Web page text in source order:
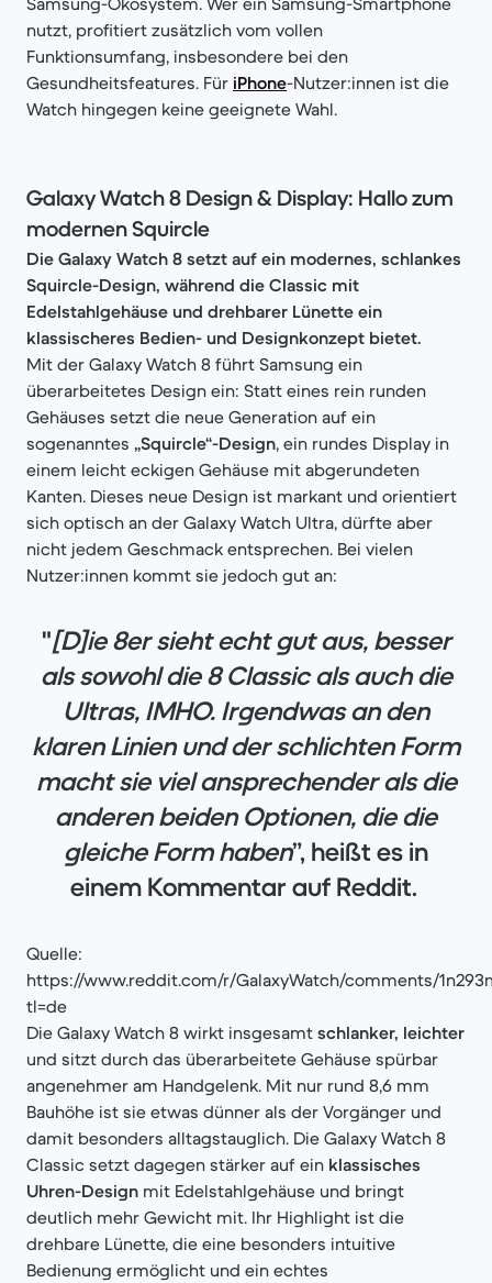
nutzt, profitiert zusätzlich vom vollen
Funktionsumfang, insbesondere bei den
Gesundheitsfeatures. Für iPhone-Nutzer:innen ist die
Watch hingegen keine geeignete Wahl.
Galaxy Watch 8 Design & Display: Hallo zum
modernen Squircle
Die Galaxy Watch 8 setzt auf ein modernes, schlankes
Squircle-Design, während die Classic mit
Edelstahlgehäuse und drehbarer Lünette ein
klassischeres Bedien- und Designkonzept bietet.
Mit der Galaxy Watch 8 führt Samsung ein
überarbeitetes Design ein: Statt eines rein runden
Gehäuses setzt die neue Generation auf ein
sogenanntes „Squircle“-Design, ein rundes Display in
einem leicht eckigen Gehäuse mit abgerundeten
Kanten. Dieses neue Design ist markant und orientiert
sich optisch an der Galaxy Watch Ultra, dürfte aber
nicht jedem Geschmack entsprechen. Bei vielen
Nutzer:innen kommt sie jedoch gut an:
"[D]ie 8er sieht echt gut aus, besser
als sowohl die 8 Classic als auch die
Ultras, IMHO. Irgendwas an den
klaren Linien und der schlichten Form
macht sie viel ansprechender als die
anderen beiden Optionen, die die
gleiche Form haben”, heißt es in
einem Kommentar auf Reddit.
Quelle:
https://www.reddit.com/r/GalaxyWatch/comments/
tl=de
Die Galaxy Watch 8 wirkt insgesamt schlanker, leichter
und sitzt durch das überarbeitete Gehäuse spürbar
angenehmer am Handgelenk. Mit nur rund 8,6 mm
Bauhöhe ist sie etwas dünner als der Vorgänger und
damit besonders alltagstauglich. Die Galaxy Watch 8
Classic setzt dagegen stärker auf ein klassisches
Uhren-Design mit Edelstahlgehäuse und bringt
deutlich mehr Gewicht mit. Ihr Highlight ist die
drehbare Lünette, die eine besonders intuitive
Bedienung ermöglicht und ein echtes